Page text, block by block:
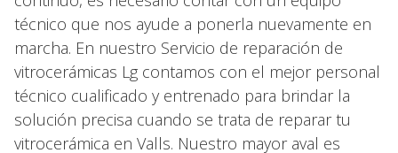
técnico que nos ayude a ponerla nuevamente en
marcha. En nuestro Servicio de reparación de
vitrocerámicas Lg contamos con el mejor personal
técnico cualificado y entrenado para brindar la
solución precisa cuando se trata de reparar tu
vitrocerámica en Valls. Nuestro mayor aval es